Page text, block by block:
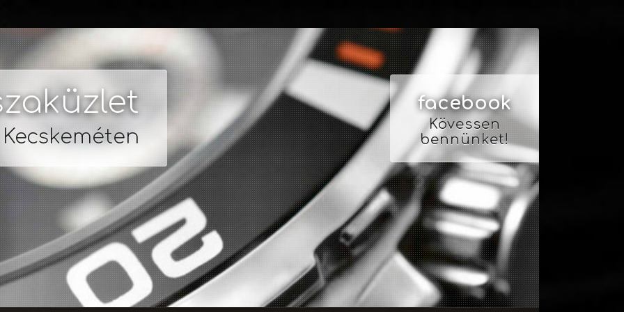
facebook
Kövessen
bennünket!